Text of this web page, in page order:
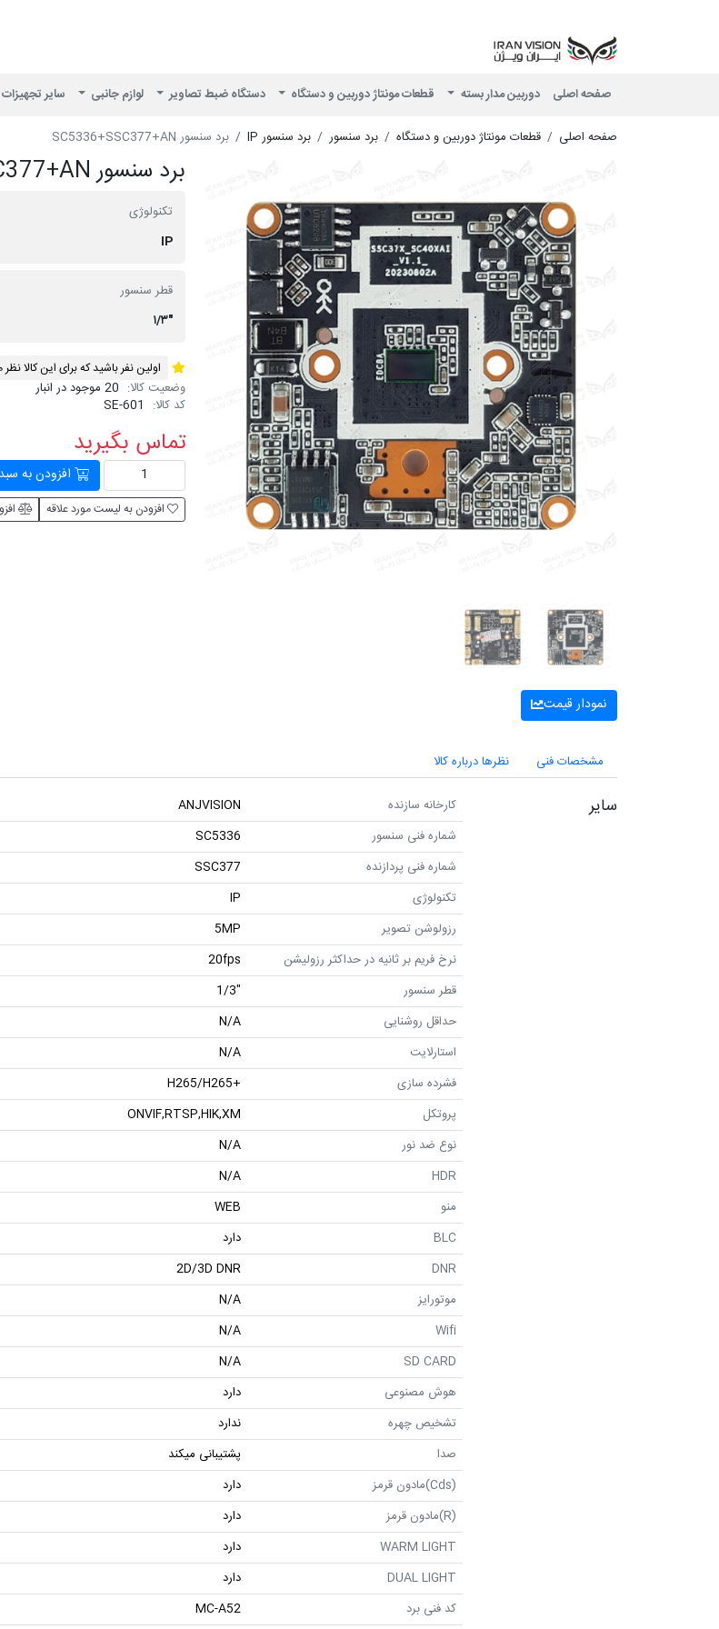
صفحه اصلی دوربین مدار بسته قطعات مونتاژ دوربین و دستگاه دستگاه ضبط تصاویر لوازم جانبی سایر تجهیزات
صفحه اصلی قطعات مونتاژ دوربین و دستگاه برد سنسور برد سنسور IP برد سنسور SC5336+SSC377+AN
نمودار قیمت
برد سنسور SC5336+SSC377+AN
تکنولوژی
IP
قطر سنسور
"۱/۳
اولین نفر باشید که برای این کالا
وضعیت کالا: 20 موجود در انبار
کد کالا: SE-601
تماس بگیرید
افزودن به
افزودن به لیست مورد علاقه
مشخصات فنی نظرها درباره کالا
سایر کارخانه سازنده
ANJVISION
شماره فنی سنسور
SC5336
شماره فنی پردازنده
SSC377
تکنولوژی
IP
رزولوشن تصویر
5MP
نرخ فریم بر ثانیه در حداکثر رزولیشن
20fps
قطر سنسور
"1/3
حداقل روشنایی
N/A
استارلایت
N/A
فشرده سازی
+H265/H265
پروتکل
ONVIF,RTSP,HIK,XM
نوع ضد نور
N/A
HDR
N/A
منو
WEB
BLC
دارد
DNR
2D/3D DNR
موتورایز
N/A
Wifi
N/A
SD CARD
N/A
هوش مصنوعی
دارد
تشخیص چهره
ندارد
صدا
پشتیبانی میکند
(Cds)مادون قرمز
دارد
(R)مادون قرمز
دارد
WARM LIGHT
دارد
DUAL LIGHT
دارد
کد فنی برد
MC-A52